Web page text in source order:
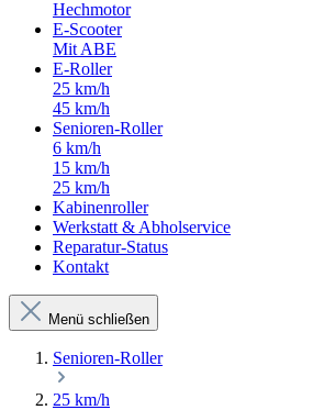
Hechmotor
E-Scooter
Mit ABE
E-Roller
25 km/h
45 km/h
Senioren-Roller
6 km/h
15 km/h
25 km/h
Kabinenroller
Werkstatt & Abholservice
Reparatur-Status
Kontakt
Menü schließen
Senioren-Roller
25 km/h